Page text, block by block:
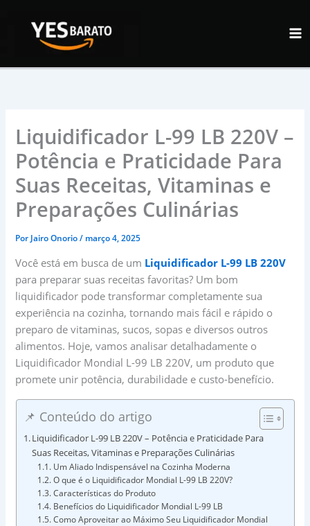
Liquidificador L-99 LB 220V –
Potência e Praticidade Para
Suas Receitas, Vitaminas e
Preparações Culinárias
Por Jairo Onorio/ março 4, 2025
Você está em busca de um Liquidificador L-99 LB 220V
para preparar suas receitas favoritas? Um bom
liquidificador pode transformar completamente sua
experiência na cozinha, tornando mais fácil e rápido o
preparo de vitaminas, sucos, sopas e diversos outros
alimentos. Hoje, vamos analisar detalhadamente o
Liquidificador Mondial L-99 LB 220V, um produto que
promete unir potência, durabilidade e custo-benefício.
📌 Conteúdo do artigo
Liquidificador L-99 LB 220V – Potência e Praticidade Para
Suas Receitas, Vitaminas e Preparações Culinárias
Um Aliado Indispensável na Cozinha Moderna
O que é o Liquidificador Mondial L-99 LB 220V?
Características do Produto
Benefícios do Liquidificador Mondial L-99 LB
Como Aproveitar ao Máximo Seu Liquidificador Mondial